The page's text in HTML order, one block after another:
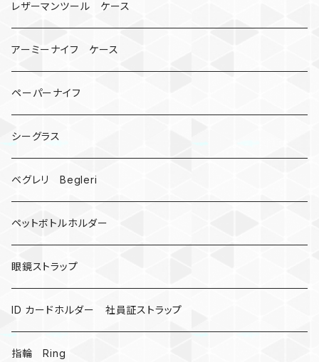
オニヤンマ
ビーズ
手裏剣
クロス十字架
ドリームキャッチャー
カウベル 熊鈴
昆虫
ミツバチ
AirTag
戦国武将、侍
コインケース
紙
カードケース
レザーマンツール ケース
アーミーナイフ ケース
ペーパーナイフ
シーグラス
ベグレリ Begleri
ペットボトルホルダー
眼鏡ストラップ
ID カードホルダー 社員証ストラップ
指輪 Ring